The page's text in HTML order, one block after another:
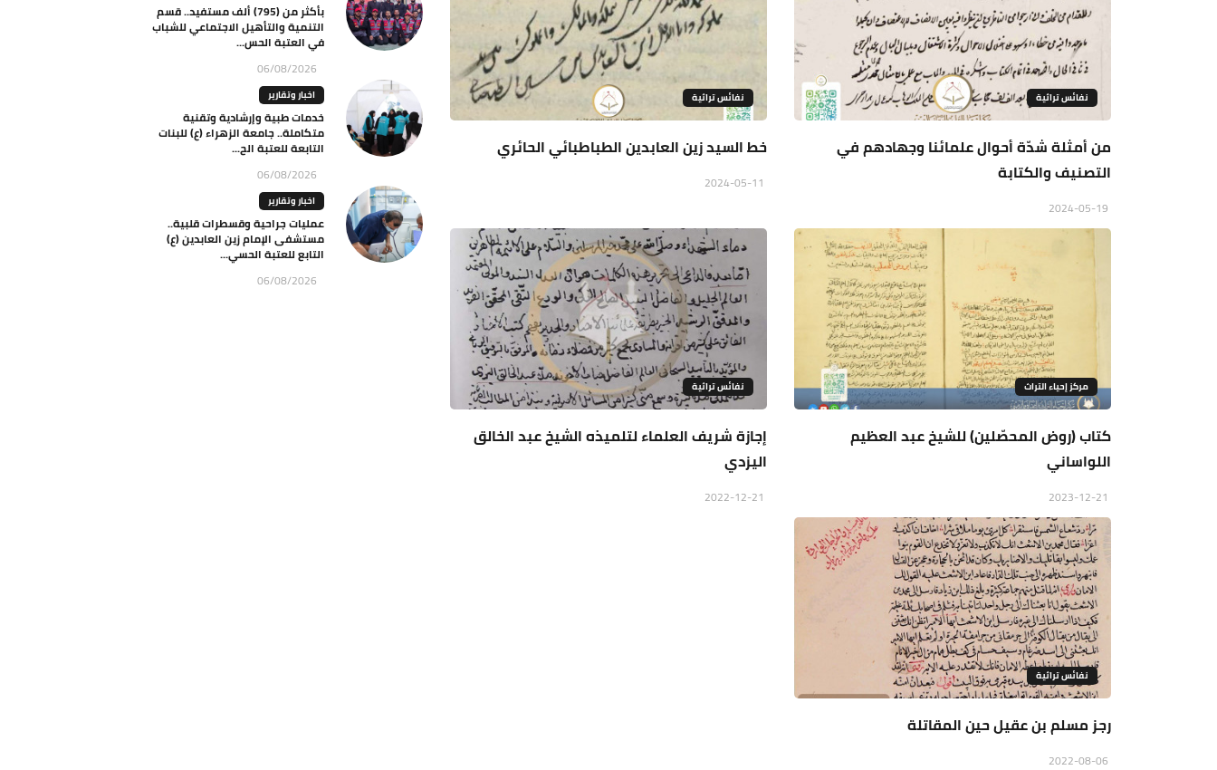
نفائس تراثية
من أمثلة شدّة أحوال علمائنا وجهادهم في
التصنيف والكتابة
نفائس تراثية
خط السيد زين العابدين الطباطبائي الحائري
مركز إحياء التراث
كتاب (روض المحصّلين) للشيخ عبد العظيم
اللواساني
نفائس تراثية
إجازة شريف العلماء لتلميذه الشيخ عبد الخالق
اليزدي
نفائس تراثية
رجز مسلم بن عقيل حين المقاتلة
بأكثر من (795) ألف مستفيد.. قسم
التنمية والتأهيل الاجتماعي للشباب
في العتبة الحس...
06/08/2026
اخبار وتقارير
خدمات طبية وإرشادية وتقنية
متكاملة.. جامعة الزهراء (ع) للبنات
التابعة للعتبة الح...
06/08/2026
اخبار وتقارير
عمليات جراحية وقسطرات قلبية..
مستشفى الإمام زين العابدين (ع)
التابع للعتبة الحسي...
06/08/2026